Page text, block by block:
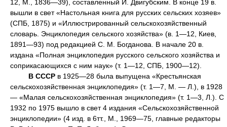
12, М., 1836—39), составленный И. Двигубским. В конце 19 в.
вышли в свет «Настольная книга для русских сельских хозяев»
(СПБ, 1875) и «Иллюстрированный сельскохозяйственный
словарь. Энциклопедия сельского хозяйства» (в. 1—12, Киев,
1891—93) под редакцией С. М. Богданова. В начале 20 в.
издана «Полная энциклопедия русского сельского хозяйства и
соприкасающихся с ним наук» (т. 1—12, СПБ, 1900—12).
В СССР в 1925—28 была выпущена «Крестьянская
сельскохозяйственная энциклопедия» (т. 1—7, М. — Л.), в 1928
— «Малая сельскохозяйственная энциклопедия» (т. 1—3, Л.). С
1932 по 1975 вышло в свет 4 издания «Сельскохозяйственной
энциклопедии» (4 изд. в 6тт., М., 1969—75, главные редакторы